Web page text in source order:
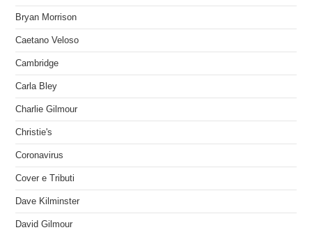
Bryan Morrison
Caetano Veloso
Cambridge
Carla Bley
Charlie Gilmour
Christie's
Coronavirus
Cover e Tributi
Dave Kilminster
David Gilmour